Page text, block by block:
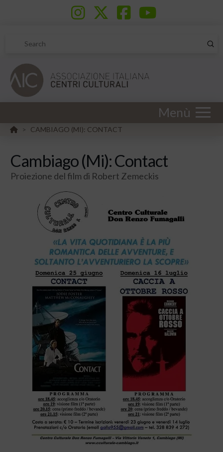
Search
Menù
HOME
> CAMBIAGO (MI): CONTACT
Cambiago (Mi): Contact
Proiezione del film di Robert Zemeckis